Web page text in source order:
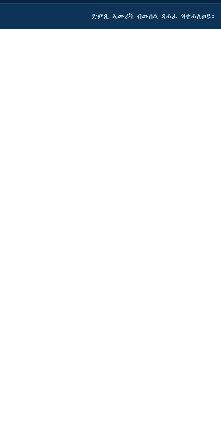
ድምጺ ኣመሪካ ብመሰል ጸሓፊ ዝተሓለወዩ።